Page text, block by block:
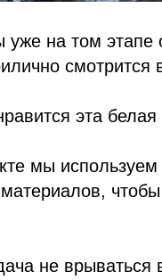
уже на том этапе
смотрится
эта белая
мы используем
материалов,
не врываться